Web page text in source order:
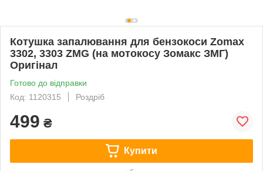
Котушка запалювання для бензокоси Zomax
3302, 3303 ZMG (на мотокосу Зомакс ЗМГ)
Оригінал
Готово до відправки
Код: 1120315
Роздріб
499 ₴
Купити